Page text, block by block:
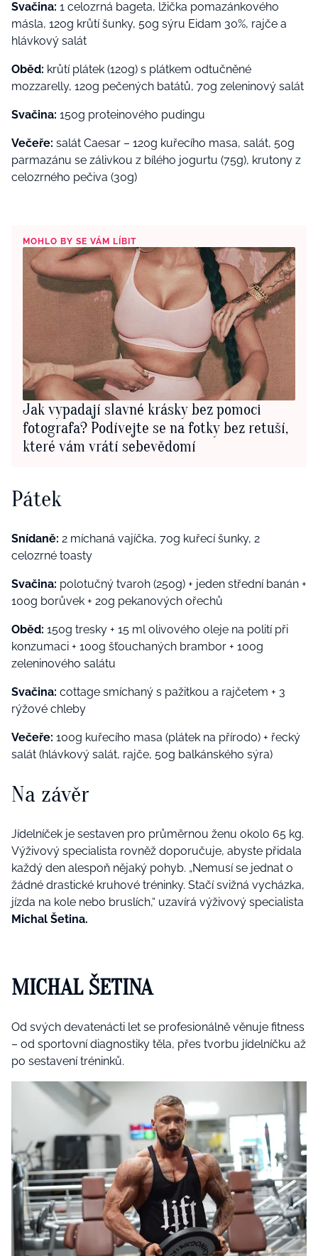
Svačina: 1 celozrná bageta, lžička pomazánkového
másla, 120g krůtí šunky, 50g sýru Eidam 30%, rajče a
hlávkový salát
Oběd: krůtí plátek (120g) s plátkem odtučněné
mozzarelly, 120g pečených batátů, 70g zeleninový salát
Svačina: 150g proteinového pudingu
Večeře: salát Caesar – 120g kuřecího masa, salát, 50g
parmazánu se zálivkou z bílého jogurtu (75g), krutony z
celozrného pečiva (30g)
MOHLO BY SE VÁM LÍBIT
Jak vypadají slavné krásky bez pomoci
fotografa? Podívejte se na fotky bez retuší,
které vám vrátí sebevědomí
Pátek
Snídaně: 2 míchaná vajíčka, 70g kuřecí šunky, 2
celozrné toasty
Svačina: polotučný tvaroh (250g) + jeden střední banán +
100g borůvek + 20g pekanových ořechů
Oběd: 150g tresky + 15 ml olivového oleje na polití při
konzumaci + 100g šťouchaných brambor + 100g
zeleninového salátu
Svačina: cottage smíchaný s pažitkou a rajčetem + 3
rýžové chleby
Večeře: 100g kuřecího masa (plátek na přírodo) + řecký
salát (hlávkový salát, rajče, 50g balkánského sýra)
Na závěr
Jídelníček je sestaven pro průměrnou ženu okolo 65 kg.
Výživový specialista rovněž doporučuje, abyste přidala
každý den alespoň nějaký pohyb. „Nemusí se jednat o
žádné drastické kruhové tréninky. Stačí svižná vycházka,
jízda na kole nebo bruslích,“ uzavírá výživový specialista
Michal Šetina.
MICHAL ŠETINA
Od svých devatenácti let se profesionálně věnuje fitness
– od sportovní diagnostiky těla, přes tvorbu jídelníčku až
po sestavení tréninků.